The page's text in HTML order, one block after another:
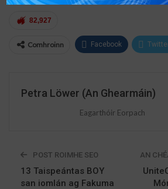
82,927
Comhroinn Facebook
Petra Löwer (An Ghearmáin)
Eagarthóir Eorpach
POST ROIMHE SEO
13 Taispeántas BOY
san iomlán ag Fakuma
AN